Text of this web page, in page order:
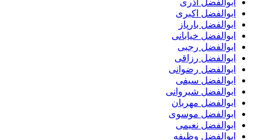
ابوالفضل اکبری
ابوالفضل بارپاز
ابوالفضل خیابانی
ابوالفضل رجبی
ابوالفضل رزاقی
ابوالفضل رضوانی
ابوالفضل سیفی
ابوالفضل شیروانی
ابوالفضل مهربان
ابوالفضل موسوی
ابوالفضل نعیمی
ابوالفضل وظیفه